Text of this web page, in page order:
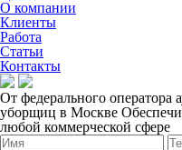
О компании
Клиенты
Работа
Статьи
Контакты
От федерального оператора
уборщиц в Москве
любой коммерческой сфере